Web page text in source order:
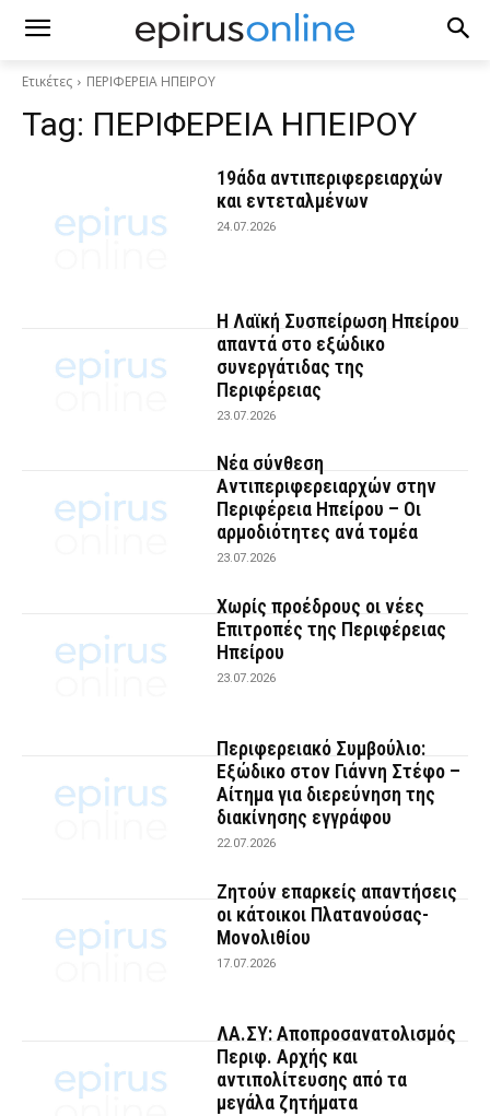
Ετικέτες ΠΕΡΙΦΕΡΕΙΑ ΗΠΕΙΡΟΥ
Tag: ΠΕΡΙΦΕΡΕΙΑ ΗΠΕΙΡΟΥ
19άδα αντιπεριφερειαρχών
και εντεταλμένων
24.07.2026
Η Λαϊκή Συσπείρωση Ηπείρου
απαντά στο εξώδικο
συνεργάτιδας της
Περιφέρειας
23.07.2026
Νέα σύνθεση
Αντιπεριφερειαρχών στην
Περιφέρεια Ηπείρου – Οι
αρμοδιότητες ανά τομέα
23.07.2026
Χωρίς προέδρους οι νέες
Επιτροπές της Περιφέρειας
Ηπείρου
23.07.2026
Περιφερειακό Συμβούλιο:
Εξώδικο στον Γιάννη Στέφο –
Αίτημα για διερεύνηση της
διακίνησης εγγράφου
22.07.2026
Ζητούν επαρκείς απαντήσεις
οι κάτοικοι Πλατανούσας-
Μονολιθίου
17.07.2026
ΛΑ.ΣΥ: Αποπροσανατολισμός
Περιφ. Αρχής και
αντιπολίτευσης από τα
μεγάλα ζητήματα